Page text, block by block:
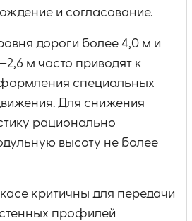
и согласование.
дороги более 4,0 м и
м часто приводят к
специальных
Для снижения
рационально
высоту не более
критичны для передачи
профилей